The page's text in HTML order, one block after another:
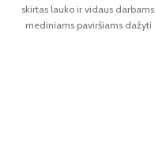
skirtas lauko ir vidaus darbams,
mediniams paviršiams dažyti